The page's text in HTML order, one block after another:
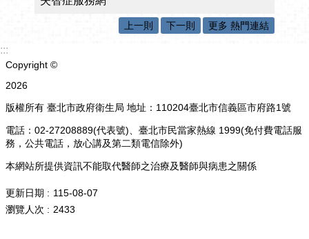
上一則 下一則 更多 熱門連結
:::
Copyright ©
2026
版權所有 臺北市政府衛生局 地址：110204臺北市信義區市府路1號
電話：02-27208889(代表號)、臺北市民當家熱線 1999(免付費電話服
務，公共電話，放心講及第二類電信除外)
本網站所提供資訊不能取代醫師之治療及醫師與病患之關係
更新日期
115-08-07
瀏覽人次
2433